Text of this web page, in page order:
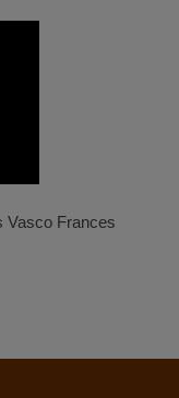
Vasco Frances